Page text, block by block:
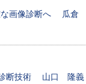
な画像診断へ 瓜倉
断技術 山口 隆義